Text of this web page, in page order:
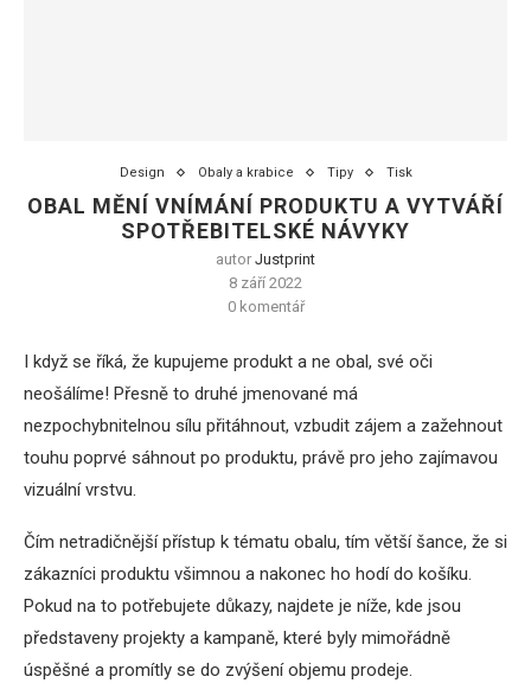
Design Obaly a krabice Tipy Tisk
OBAL MĚNÍ VNÍMÁNÍ PRODUKTU A VYTVÁŘÍ
SPOTŘEBITELSKÉ NÁVYKY
autor Justprint
8 září 2022
0 komentář
I když se říká, že kupujeme produkt a ne obal, své oči
neošálíme! Přesně to druhé jmenované má
nezpochybnitelnou sílu přitáhnout, vzbudit zájem a zažehnout
touhu poprvé sáhnout po produktu, právě pro jeho zajímavou
vizuální vrstvu.
Čím netradičnější přístup k tématu obalu, tím větší šance, že si
zákazníci produktu všimnou a nakonec ho hodí do košíku.
Pokud na to potřebujete důkazy, najdete je níže, kde jsou
představeny projekty a kampaně, které byly mimořádně
úspěšné a promítly se do zvýšení objemu prodeje.